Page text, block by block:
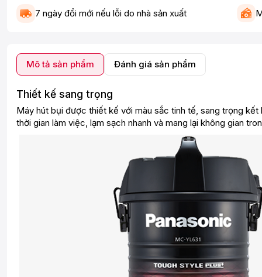
7 ngày đổi mới nếu lỗi do nhà sản xuất
Mô tả sản phẩm Đánh giá sản phẩm
Thiết kế sang trọng
Máy hút bụi được thiết kế với màu sắc tinh tế, sang trọng
thời gian làm việc, lạm sạch nhanh và mang lại không gian